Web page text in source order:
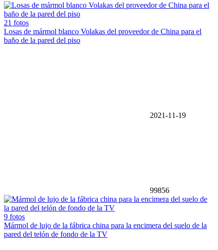
21 fotos
Losas de mármol blanco Volakas del proveedor de China para el
baño de la pared del piso
2021-11-19
99856
9 fotos
Mármol de lujo de la fábrica china para la encimera del suelo de la
pared del telón de fondo de la TV